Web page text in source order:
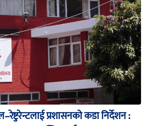
प्रशासनको कडा निर्देशन :